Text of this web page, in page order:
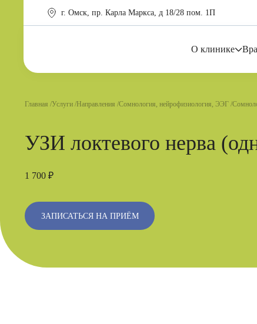
г. Омск, пр. Карла Маркса, д 18/28 пом. 1П
О клинике
Главная Услуги Направления Сомнология, нейрофизиология, ЭЭГ
УЗИ локтевого нерва
1 700 ₽
ЗАПИСАТЬСЯ НА ПРИЁМ